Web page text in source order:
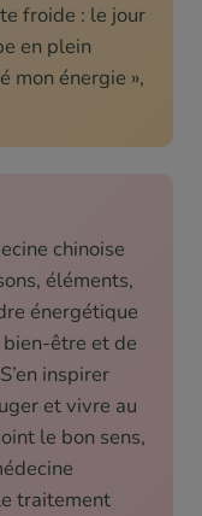
froide : le jour
en plein
mon énergie »,
chinoise
éléments,
énergétique
être et de
inspirer
et vivre au
le bon sens,
traitement